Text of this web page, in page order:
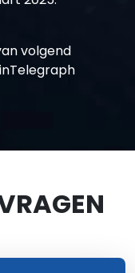
volgend